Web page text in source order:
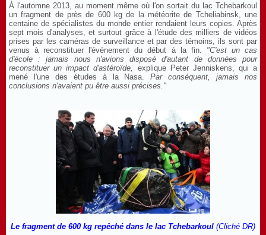
À l'automne 2013, au moment même où l'on sortait du lac Tchebarkoul
un fragment de près de 600 kg de la météorite de Tcheliabinsk, une
centaine de spécialistes du monde entier rendaient leurs copies. Après
sept mois d'analyses, et surtout grâce à l'étude des milliers de vidéos
prises par les caméras de surveillance et par des témoins, ils sont par
venus à reconstituer l'événement du début à la fin. "C'est uncas
d'école : jamais nous n'avionsdisposéd'autant de donnéespour
reconstituer un impactd'astéroïde,
explique Peter Jenniskens, qui a
mené l'une des études à la Nasa.Par conséquent, jamais nos
conclusions n'avaient pu être aussi précises. "
Le fragment de 600 kg repêché dans le lac Tchebarkoul (Cliché DR)